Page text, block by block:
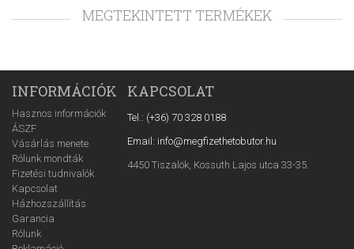
MEGTEKINTETT TERMÉKEK
INFORMÁCIÓK
Hasznos információk
ÁSZF
Vásárlás menete
Rólunk mondták
Fizetési tudnivalók
Kapcsolat
Házhozszállítás
Garancia
Rólunk
KAPCSOLAT
Tel.: (+36) 70 328 0188
Email: info@megfizethetobutor.hu
4450 Tiszalök, Kossuth Lajos utca 33-35.